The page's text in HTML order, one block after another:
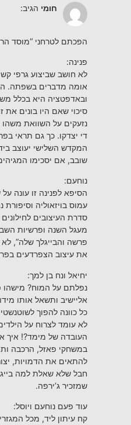
חומי הגיב:
הפכתם לטרחני “מוסד
פנינה:
לא חושב שביצוע גרפי
אומה מדברים בשפתה.
ובאדפטציה היא בכלל
סיכוי שאם היו בונים את
נזעקים על השוואת משהו
די יצדקו. כך גם תראי
המקדש השלישי יעוצב
שובב, אם יסכימו
נוחעם:
הסיפא לפנינה זו עונה
עמוס בויזאוליה
סדרת העיצובים
מעגל השנה ופרשיות
פרשה והבייגלך שלה”, לא
את עיצוב הצפרדעים
יחיאל ונח בן למך:
נפלתם על המוח?
אליישיב ותשאל אותו
כל כוונה להפוך
לא עומד לצרוח על
העובדה של מימד?! איך
במשחקי פאזל, הרכבה
להתאים את הדמויות,
חבל שלא שאלת למה
שמזכיר ג’ירפה.
עוד פעם נוחעם ויוסל:
קח עיתון ליד, מכל